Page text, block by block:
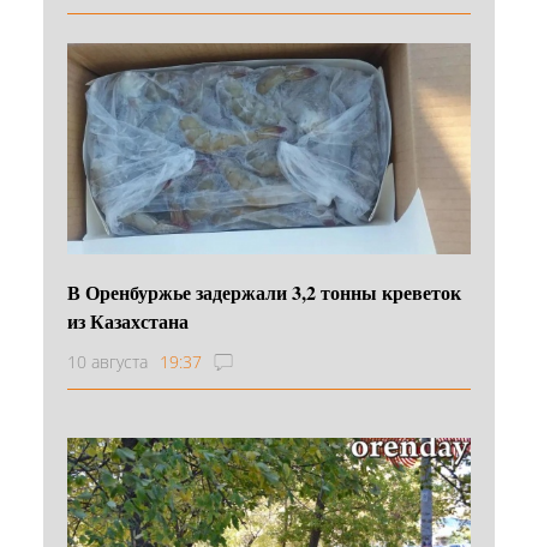
В Оренбуржье задержали 3,2 тонны креветок
из Казахстана
10 августа 19:37